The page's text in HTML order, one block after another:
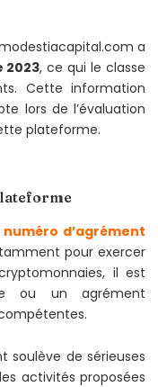
a
2023, ce qui le classe
Cette information
lors de l’évaluation
plateforme.
numéro d’agrément
pour exercer
il est
ou un agrément
soulève de sérieuses
activités proposées